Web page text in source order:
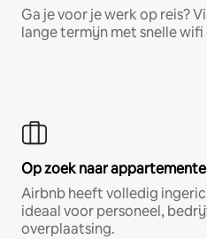
Ga je voor je werk op reis?
lange termijn met snelle
Op zoek naar
Airbnb heeft volledig
ideaal voor personeel,
overplaatsing.